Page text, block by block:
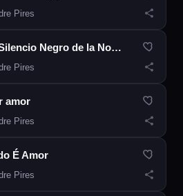
Pires
En el Silencio Negro de la Noche
Pires
amor
Pires
É Amor
Pires